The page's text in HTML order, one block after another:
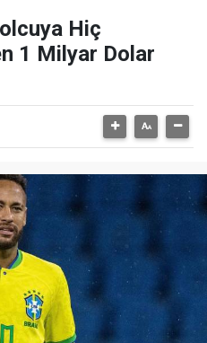
Hiç
1 Milyar Dolar